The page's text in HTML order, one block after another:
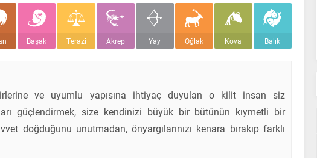
Başak Terazi Akrep Yay Oğlak Kova Balık
ve uyumlu yapısına ihtiyaç duyulan o kilit insan siz
güçlendirmek, size kendinizi büyük bir bütünün kıymetli bir
doğduğunu unutmadan, önyargılarınızı kenara bırakıp farklı